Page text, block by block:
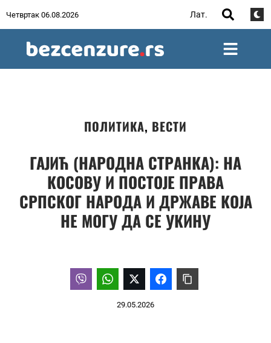
Четвртак 06.08.2026 Лат.
ПОЛИТИКА, ВЕСТИ
ГАЈИЋ (НАРОДНА СТРАНКА): НА
КОСОВУ И ПОСТОЈЕ ПРАВА
СРПСКОГ НАРОДА И ДРЖАВЕ КОЈА
НЕ МОГУ ДА СЕ УКИНУ
29.05.2026